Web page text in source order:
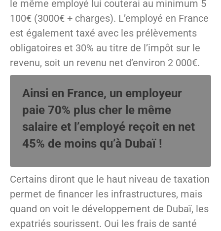
le même employé lui couterai au minimum 5
100€ (3000€ + charges). L’employé en France
est également taxé avec les prélèvements
obligatoires et 30% au titre de l’impôt sur le
revenu, soit un revenu net d’environ 2 000€.
Ainsi en France, un employeur
paie 70% plus cher le même
salaire et l’employé reçoit en net
45% de moins qu’à Dubaï !
Certains diront que le haut niveau de taxation
permet de financer les infrastructures, mais
quand on voit le développement de Dubaï, les
expatriés sourissent. Oui les frais de santé